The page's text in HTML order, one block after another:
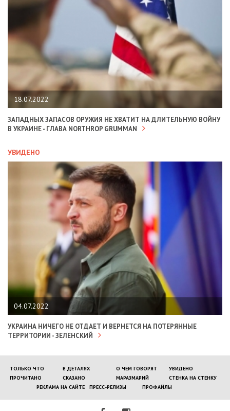
18.07.2022
ЗАПАДНЫХ ЗАПАСОВ ОРУЖИЯ НЕ ХВАТИТ НА ДЛИТЕЛЬНУЮ ВОЙНУ
В УКРАИНЕ - ГЛАВА NORTHROP GRUMMAN
УВИДЕНО
04.07.2022
УКРАИНА НИЧЕГО НЕ ОТДАЕТ И ВЕРНЕТСЯ НА ПОТЕРЯННЫЕ
ТЕРРИТОРИИ - ЗЕЛЕНСКИЙ
ТОЛЬКО ЧТО В ДЕТАЛЯХ О ЧЕМ ГОВОРЯТ
УВИДЕНО
ПРОЧИТАНО
СКАЗАНО МАРАЗМАРИЙ
СТЕНКА НА СТЕНКУ
РЕКЛАМА НА САЙТЕ
ПРЕСС-РЕЛИЗЫ ПРОФАЙЛЫ